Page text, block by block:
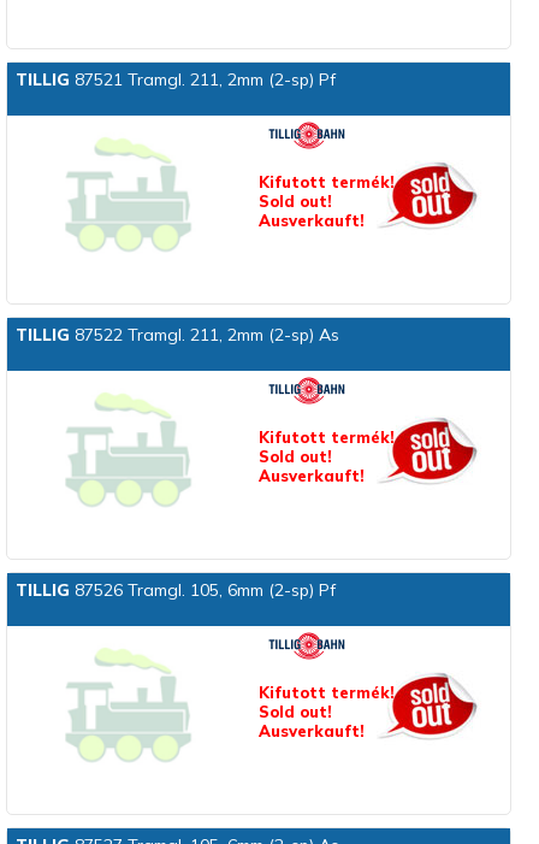
TILLIG 87521 Tramgl. 211, 2mm (2-sp) Pf
Kifutott termék!
Sold out!
Ausverkauft!
TILLIG 87522 Tramgl. 211, 2mm (2-sp) As
Kifutott termék!
Sold out!
Ausverkauft!
TILLIG 87526 Tramgl. 105, 6mm (2-sp) Pf
Kifutott termék!
Sold out!
Ausverkauft!